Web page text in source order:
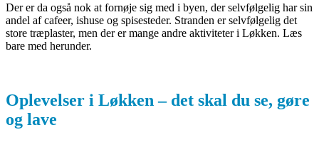
Der er da også nok at fornøje sig med i byen, der selvfølgelig har sin
andel af cafeer, ishuse og spisesteder. Stranden er selvfølgelig det
store træplaster, men der er mange andre aktiviteter i Løkken. Læs
bare med herunder.
Oplevelser i Løkken – det skal du se, gøre
og lave